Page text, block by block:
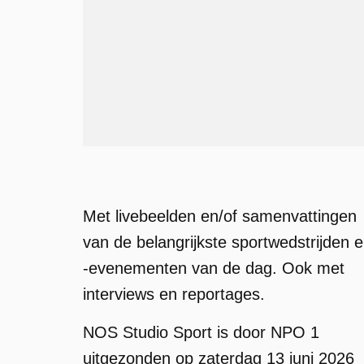
Met livebeelden en/of samenvattingen
van de belangrijkste sportwedstrijden
-evenementen van de dag. Ook met
interviews en reportages.
NOS Studio Sport is door NPO 1
uitgezonden op zaterdag 13 juni 2026